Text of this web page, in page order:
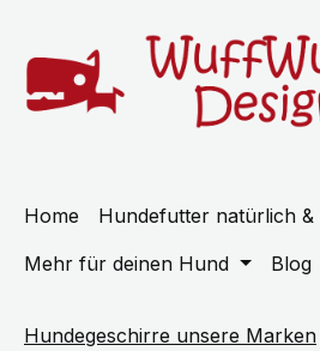
Home Hundefutter natürlich &
Mehr für deinen Hund
Blog
Hundegeschirre unsere Marken